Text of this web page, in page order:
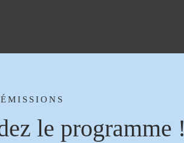
le programme !